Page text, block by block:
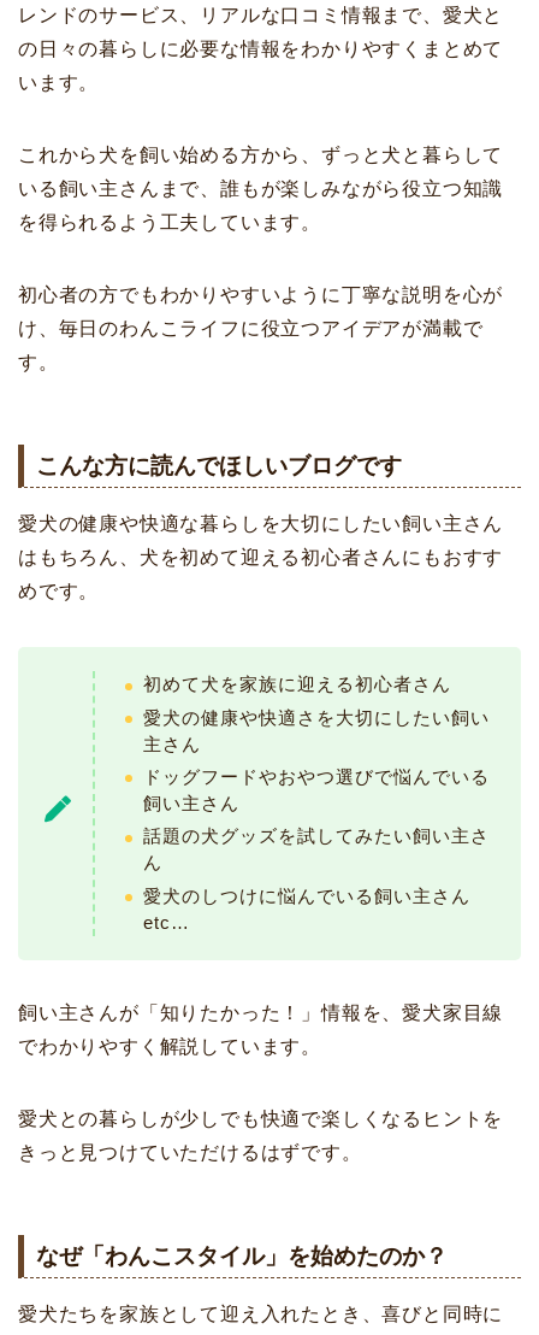
レンドのサービス、リアルな口コミ情報まで、愛犬と
の日々の暮らしに必要な情報をわかりやすくまとめて
います。
これから犬を飼い始める方から、ずっと犬と暮らして
いる飼い主さんまで、誰もが楽しみながら役立つ知識
を得られるよう工夫しています。
初心者の方でもわかりやすいように丁寧な説明を心が
け、毎日のわんこライフに役立つアイデアが満載で
す。
こんな方に読んでほしいブログです
愛犬の健康や快適な暮らしを大切にしたい飼い主さん
はもちろん、犬を初めて迎える初心者さんにもおすす
めです。
初めて犬を家族に迎える初心者さん
愛犬の健康や快適さを大切にしたい飼い
主さん
ドッグフードやおやつ選びで悩んでいる
飼い主さん
話題の犬グッズを試してみたい飼い主さ
ん
愛犬のしつけに悩んでいる飼い主さん
etc…
飼い主さんが「知りたかった！」情報を、愛犬家目線
でわかりやすく解説しています。
愛犬との暮らしが少しでも快適で楽しくなるヒントを
きっと見つけていただけるはずです。
なぜ「わんこスタイル」を始めたのか？
愛犬たちを家族として迎え入れたとき、喜びと同時に